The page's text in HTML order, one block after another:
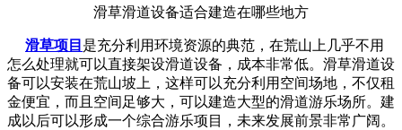
滑草滑道设备适合建造在哪些地方
滑草项目 是充分利用环境资源的典范，在荒山上几乎不用
怎么处理就可以直接架设滑道设备，成本非常低。滑草滑道设
备可以安装在荒山坡上，这样可以充分利用空间场地，不仅租
金便宜，而且空间足够大，可以建造大型的滑道游乐场所。建
成以后可以形成一个综合游乐项目，未来发展前景非常广阔。